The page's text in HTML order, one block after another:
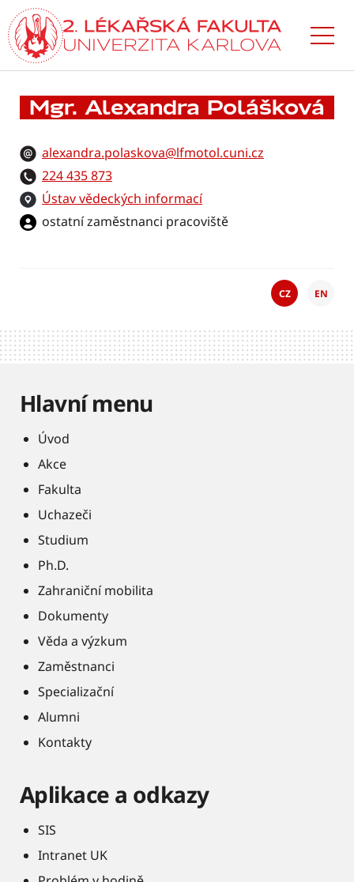
Přejít
k hlavnímu
obsahu
Mgr. Alexandra Polášková
alexandra.polaskova@lfmotol.cuni.cz
224 435 873
Ústav vědeckých informací
ostatní zaměstnanci pracoviště
CZ EN
Hlavní menu
Úvod
Akce
Fakulta
Uchazeči
Studium
Ph.D.
Zahraniční mobilita
Dokumenty
Věda a výzkum
Zaměstnanci
Specializační
Alumni
Kontakty
Aplikace a odkazy
SIS
Intranet UK